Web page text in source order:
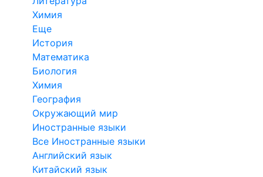
Химия
Еще
История
Математика
Биология
Химия
География
Окружающий мир
Иностранные языки
Все Иностранные языки
Английский язык
Китайский язык